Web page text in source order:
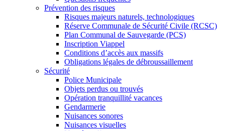
Prévention des risques
Risques majeurs naturels, technologiques
Réserve Communale de Sécurité Civile (RCSC)
Plan Communal de Sauvegarde (PCS)
Inscription Viappel
Conditions d’accès aux massifs
Obligations légales de débroussaillement
Sécurité
Police Municipale
Objets perdus ou trouvés
Opération tranquillité vacances
Gendarmerie
Nuisances sonores
Nuisances visuelles